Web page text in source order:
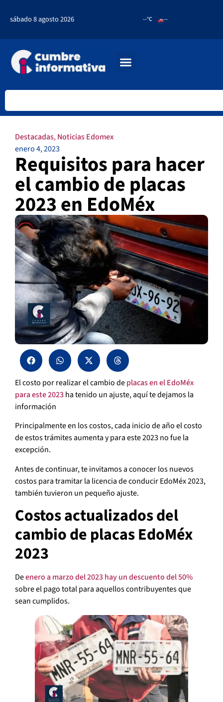
sábado 8 agosto 2026 --°C --
Destacadas,Noticias Edomex
enero 4, 2023
Requisitos para hacer
el cambio de placas
2023 en EdoMéx
El costo por realizar el cambio deplacas en el EdoMéx
para este 2023ha tenido un ajuste, aquí te dejamos la
información
Principalmente en los costos, cada inicio de año el costo
de estos trámites aumenta y para este 2023 no fue la
excepción.
Antes de continuar, te invitamos a conocer los nuevos
costos para tramitar la licencia de conducir EdoMéx 2023,
también tuvieron un pequeño ajuste.
Costos actualizados del
cambio de placas EdoMéx
2023
Deenero a marzo del 2023 hay un descuento del 50%
sobre el pago total para aquellos contribuyentes que
sean cumplidos.